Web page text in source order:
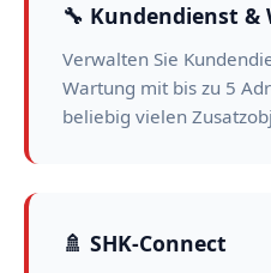
🔧 Kundendienst &
Verwalten Sie
Wartung mit bis zu 5
beliebig vielen
🚿 SHK-Connect